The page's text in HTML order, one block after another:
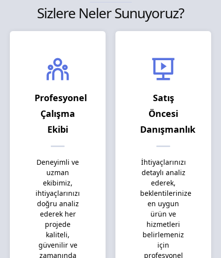
Sizlere Neler Sunuyoruz?
Profesyonel
Çalışma
Ekibi
Deneyimli ve
uzman
ekibimiz,
ihtiyaçlarınızı
doğru analiz
ederek her
projede
kaliteli,
güvenilir ve
zamanında
Satış
Öncesi
Danışmanlık
İhtiyaçlarınızı
detaylı analiz
ederek,
beklentilerinize
en uygun
ürün ve
hizmetleri
belirlemeniz
için
profesyonel